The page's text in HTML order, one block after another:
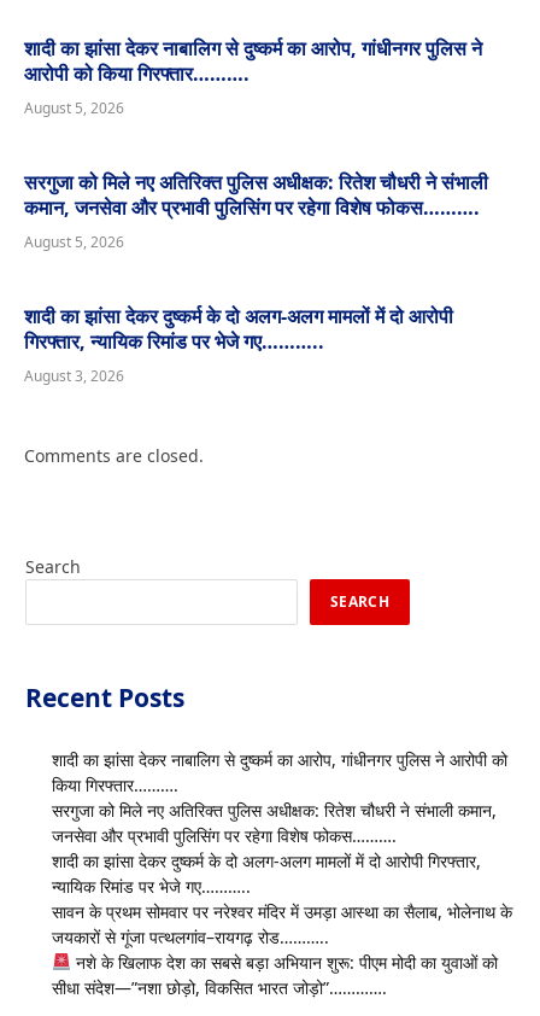
शादी का झांसा देकर नाबालिग से दुष्कर्म का आरोप, गांधीनगर पुलिस ने
आरोपी को किया गिरफ्तार……….
August 5, 2026
सरगुजा को मिले नए अतिरिक्त पुलिस अधीक्षक: रितेश चौधरी ने संभाली
कमान, जनसेवा और प्रभावी पुलिसिंग पर रहेगा विशेष फोकस……….
August 5, 2026
शादी का झांसा देकर दुष्कर्म के दो अलग-अलग मामलों में दो आरोपी
गिरफ्तार, न्यायिक रिमांड पर भेजे गए………..
August 3, 2026
Comments are closed.
Search
SEARCH
Recent Posts
शादी का झांसा देकर नाबालिग से दुष्कर्म का आरोप, गांधीनगर पुलिस ने आरोपी को
किया गिरफ्तार……….
सरगुजा को मिले नए अतिरिक्त पुलिस अधीक्षक: रितेश चौधरी ने संभाली कमान,
जनसेवा और प्रभावी पुलिसिंग पर रहेगा विशेष फोकस……….
शादी का झांसा देकर दुष्कर्म के दो अलग-अलग मामलों में दो आरोपी गिरफ्तार,
न्यायिक रिमांड पर भेजे गए………..
सावन के प्रथम सोमवार पर नरेश्वर मंदिर में उमड़ा आस्था का सैलाब, भोलेनाथ के
जयकारों से गूंजा पत्थलगांव–रायगढ़ रोड………..
नशे के खिलाफ देश का सबसे बड़ा अभियान शुरू: पीएम मोदी का युवाओं को
सीधा संदेश—”नशा छोड़ो, विकसित भारत जोड़ो”………….